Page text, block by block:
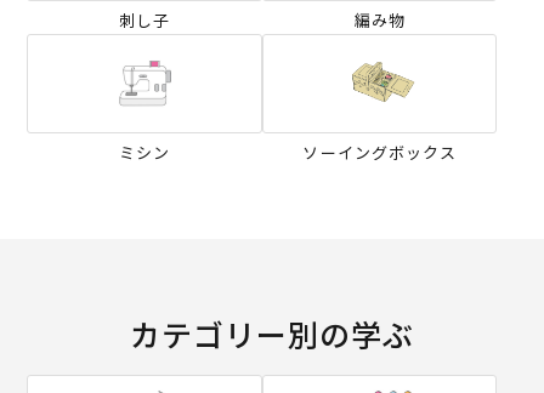
刺し子 編み物
ミシン ソーイングボックス
カテゴリー別の学ぶ